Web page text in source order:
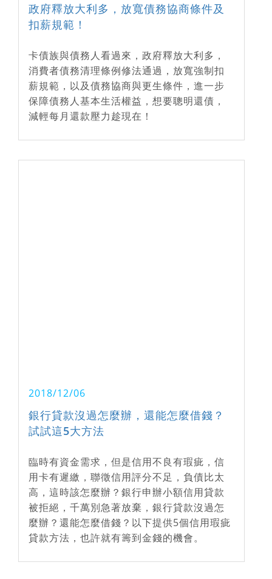
政府釋放大利多，放寬債務協商條件及
扣薪規範！
卡債族與債務人看過來，政府釋放大利多，
消費者債務清理條例修法通過，放寬強制扣
薪規範，以及債務協商與更生條件，進一步
保障債務人基本生活權益，想要聰明還債，
減輕每月還款壓力趁現在！
2018/12/06
銀行貸款沒過怎麼辦，還能怎麼借錢？
試試這5大方法
臨時有資金需求，但是信用不良有瑕疵，信
用卡有遲繳，聯徵信用評分不足，負債比太
高，這時該怎麼辦？銀行申辦小額信用貸款
被拒絕，千萬別急著放棄，銀行貸款沒過怎
麼辦？還能怎麼借錢？以下提供5個信用瑕疵
貸款方法，也許就有籌到金錢的機會。